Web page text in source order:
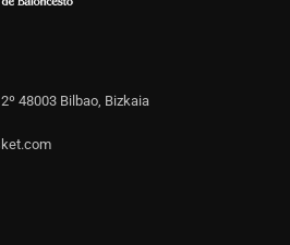
48003 Bilbao, Bizkaia